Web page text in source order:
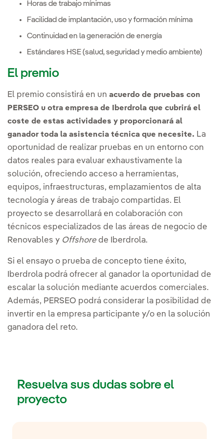
Horas de trabajo mínimas
Facilidad de implantación, uso y formación mínima
Continuidad en la generación de energía
Estándares HSE (salud, seguridad y medio ambiente)
El premio
El premio consistirá en un acuerdo de pruebas con
PERSEO u otra empresa de Iberdrola que cubrirá el
coste de estas actividades y proporcionará al
ganador toda la asistencia técnica que necesite. La
oportunidad de realizar pruebas en un entorno con
datos reales para evaluar exhaustivamente la
solución, ofreciendo acceso a herramientas,
equipos, infraestructuras, emplazamientos de alta
tecnología y áreas de trabajo compartidas. El
proyecto se desarrollará en colaboración con
técnicos especializados de las áreas de negocio de
Renovables y Offshore de Iberdrola.
Si el ensayo o prueba de concepto tiene éxito,
Iberdrola podrá ofrecer al ganador la oportunidad de
escalar la solución mediante acuerdos comerciales.
Además, PERSEO podrá considerar la posibilidad de
invertir en la empresa participante y/o en la solución
ganadora del reto.
Resuelva sus dudas sobre el
proyecto